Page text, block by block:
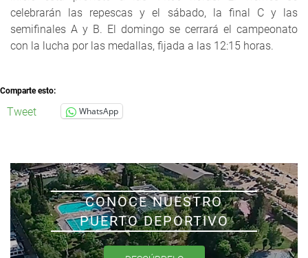
celebrarán las repescas y el sábado, la final C y las
semifinales A y B. El domingo se cerrará el campeonato
con la lucha por las medallas, fijada a las 12:15 horas.
Comparte esto:
Tweet WhatsApp
CONOCE NUESTRO
PUERTO DEPORTIVO